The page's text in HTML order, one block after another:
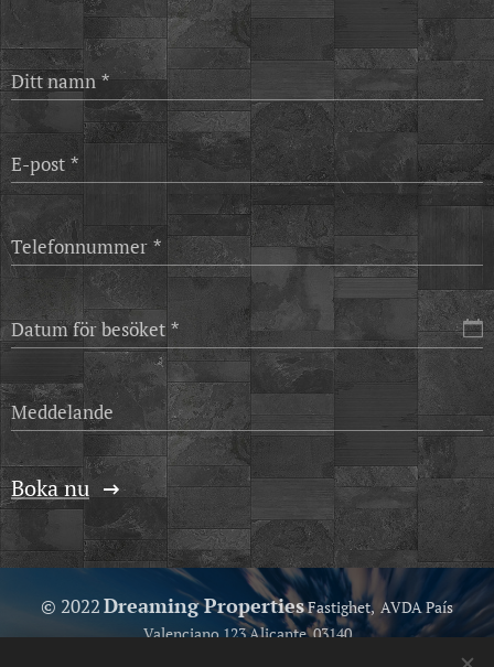
Ditt namn
E-post
Telefonnummer
Datum för besöket
Meddelande
Boka nu
© 2022Dreaming PropertiesFastighet, AVDA País
Valenciano 123 Alicante, 03140